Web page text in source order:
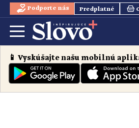
Podporte nás Predplatné
📱 Vyskúšajte našu mobilnú